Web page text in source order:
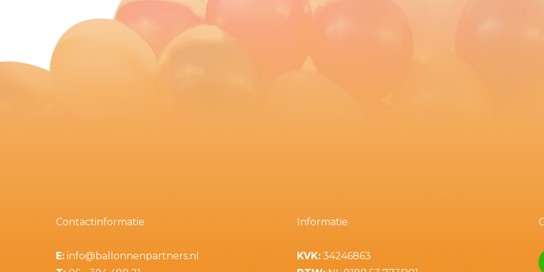
Contactinformatie
E: info@ballonnenpartners.nl
Informatie
KVK: 34246863